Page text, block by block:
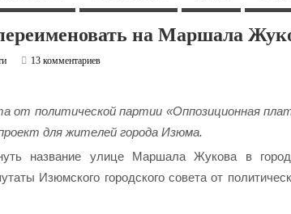
на Маршала
13 комментариев
от политической партии «Оппозиционная
для жителей города Изюма.
название улице Маршала Жукова в
Изюмского городского совета от